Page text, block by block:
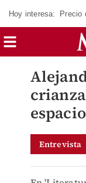
Hoy interesa: Precio
Entrevista